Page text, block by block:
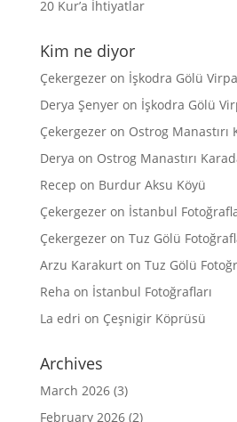
20 Kur’a İhtiyatlar
Kim ne diyor
Çekergezeron İşkodra Gölü
Derya Şenyeron İşkodra Gölü
Çekergezeron Ostrog Manastırı
Derya on Ostrog Manastırı
Recep on Burdur Aksu Köyü
Çekergezeron İstanbul
Çekergezeron Tuz Gölü
Arzu Karakurton Tuz Gölü
Reha on İstanbul Fotoğrafları
La edri on Çeşnigir Köprüsü
Archives
March 2026(3)
February 2026(2)